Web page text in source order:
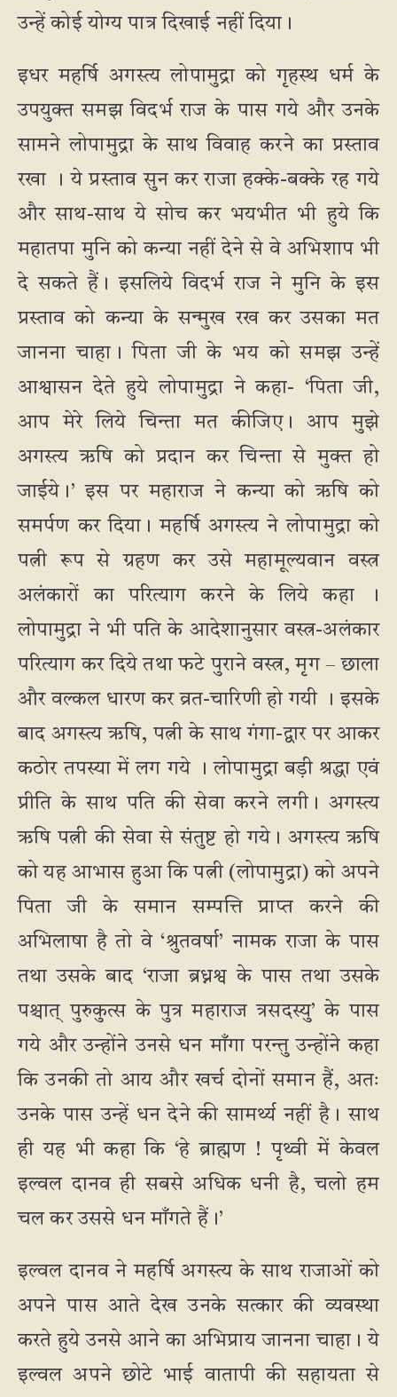
उन्हें कोई योग्य पात्र दिखाई नहीं दिया।
इधर महर्षि अगस्त्य लोपामुद्रा को गृहस्थ धर्म के
उपयुक्त समझ विदर्भ राज के पास गये और उनके
सामने लोपामुद्रा के साथ विवाह करने का प्रस्ताव
रखा । ये प्रस्ताव सुन कर राजा हक्के-बक्के रह गये
और साथ-साथ ये सोच कर भयभीत भी हुये कि
महातपा मुनि को कन्या नहीं देने से वे अभिशाप भी
दे सकते हैं। इसलिये विदर्भ राज ने मुनि के इस
प्रस्ताव को कन्या के सन्मुख रख कर उसका मत
जानना चाहा। पिता जी के भय को समझ उन्हें
आश्वासन देते हुये लोपामुद्रा ने कहा- ‘पिता जी,
आप मेरे लिये चिन्ता मत कीजिए। आप मुझे
अगस्त्य ऋषि को प्रदान कर चिन्ता से मुक्त हो
जाईये।’ इस पर महाराज ने कन्या को ऋषि को
समर्पण कर दिया। महर्षि अगस्त्य ने लोपामुद्रा को
पत्नी रूप से ग्रहण कर उसे महामूल्यवान वस्त्र
अलंकारों का परित्याग करने के लिये कहा ।
लोपामुद्रा ने भी पति के आदेशानुसार वस्त्र-अलंकार
परित्याग कर दिये तथा फटे पुराने वस्त्र, मृग – छाला
और वल्कल धारण कर व्रत-चारिणी हो गयी । इसके
बाद अगस्त्य ऋषि, पत्नी के साथ गंगा-द्वार पर आकर
कठोर तपस्या में लग गये । लोपामुद्रा बड़ी श्रद्धा एवं
प्रीति के साथ पति की सेवा करने लगी। अगस्त्य
ऋषि पत्नी की सेवा से संतुष्ट हो गये। अगस्त्य ऋषि
को यह आभास हुआ कि पत्नी (लोपामुद्रा) को अपने
पिता जी के समान सम्पत्ति प्राप्त करने की
अभिलाषा है तो वे ‘श्रुतवर्षा’ नामक राजा के पास
तथा उसके बाद ‘राजा ब्रध्नश्व के पास तथा उसके
पश्चात् पुरुकुत्स के पुत्र महाराज त्रसदस्यु’ के पास
गये और उन्होंने उनसे धन माँगा परन्तु उन्होंने कहा
कि उनकी तो आय और खर्च दोनों समान हैं, अतः
उनके पास उन्हें धन देने की सामर्थ्य नहीं है। साथ
ही यह भी कहा कि ‘हे ब्राह्मण ! पृथ्वी में केवल
इल्वल दानव ही सबसे अधिक धनी है, चलो हम
चल कर उससे धन माँगते हैं।’
इल्वल दानव ने महर्षि अगस्त्य के साथ राजाओं को
अपने पास आते देख उनके सत्कार की व्यवस्था
करते हुये उनसे आने का अभिप्राय जानना चाहा। ये
इल्वल अपने छोटे भाई वातापी की सहायता से